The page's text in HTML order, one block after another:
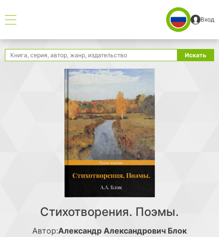
Вход
Поиск Искать
Стихотворения. Поэмы.
Автор:Александр Александрович Блок